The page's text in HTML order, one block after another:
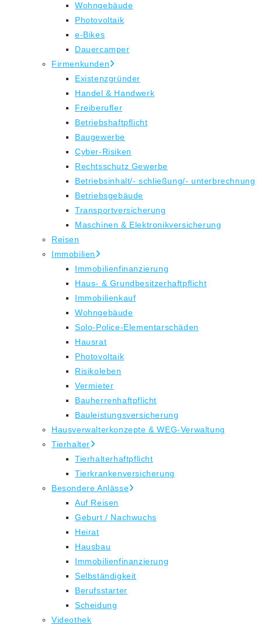
Wohngebäude
Photovoltaik
e-Bikes
Dauercamper
Firmenkunden
Existenzgründer
Handel & Handwerk
Freiberufler
Betriebshaftpflicht
Baugewerbe
Cyber-Risiken
Rechtsschutz Gewerbe
Betriebsinhalt/- schließung/- unterbrechnung
Betriebsgebäude
Transportversicherung
Maschinen & Elektronikversicherung
Reisen
Immobilien
Immobilienfinanzierung
Haus- & Grundbesitzerhaftpflicht
Immobilienkauf
Wohngebäude
Solo-Police-Elementarschäden
Hausrat
Photovoltaik
Risikoleben
Vermieter
Bauherrenhaftpflicht
Bauleistungsversicherung
Hausverwalterkonzepte & WEG-Verwaltung
Tierhalter
Tierhalterhaftpflicht
Tierkrankenversicherung
Besondere Anlässe
Auf Reisen
Geburt / Nachwuchs
Heirat
Hausbau
Immobilienfinanzierung
Selbständigkeit
Berufsstarter
Scheidung
Videothek